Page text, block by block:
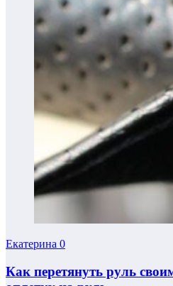
Екатерина 0
Как перетянуть руль